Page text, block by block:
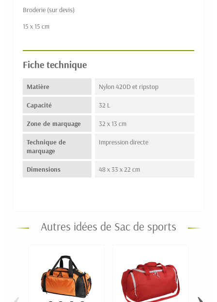
Broderie (sur devis)
15 x 15 cm
Fiche technique
Matière Nylon 420D et ripstop
Capacité 32 L
Zone de marquage 32 x 13 cm
Technique de
marquage
Impression directe
Dimensions 48 x 33 x 22 cm
Autres idées de Sac de sports